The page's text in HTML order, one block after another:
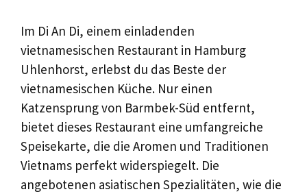
Im Di An Di, einem einladenden
vietnamesischen Restaurant in Hamburg
Uhlenhorst, erlebst du das Beste der
vietnamesischen Küche. Nur einen
Katzensprung von Barmbek-Süd entfernt,
bietet dieses Restaurant eine umfangreiche
Speisekarte, die die Aromen und Traditionen
Vietnams perfekt widerspiegelt. Die
angebotenen asiatischen Spezialitäten, wie die